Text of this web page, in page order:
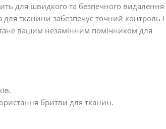
для швидкого та безпечного видалення
тканини забезпечує точний контроль і
вашим незамінним помічником для
бритви для тканин.